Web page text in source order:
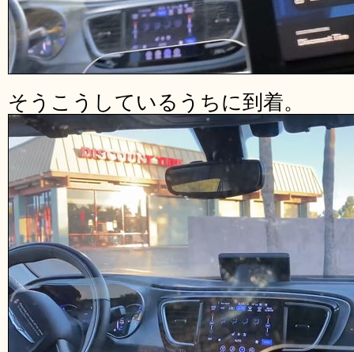
そうこうしているうちに到着。